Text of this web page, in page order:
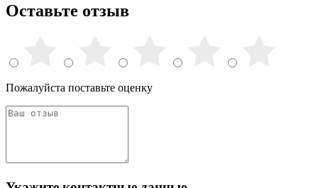
Оставьте отзыв
Пожалуйста поставьте оценку